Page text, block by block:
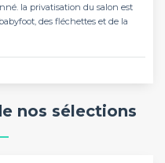
la privatisation du salon est
des fléchettes et de la
nos sélections